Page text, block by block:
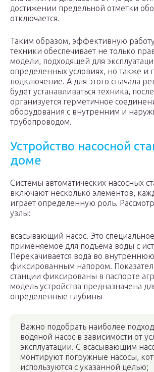
достижении предельной отметки
отключается.
Таким образом, эффективную
техники обеспечивает не только
модели, подходящей для
определенных условиях, но также и
подключение. А для этого сначала
будет устанавливаться техника,
организуется герметичное
оборудования с внутренним и
трубопроводом.
Устройство насосной
доме
Системы автоматических насосных
включают несколько элементов,
играет определенную роль.
узлы:
всасывающий насос. Это
применяемое для подъема воды с
Перекачивается вода во внутреннюю
фиксированным напором.
станции фиксированы в паспорте
модель устройства предназначена
определенные глубины
Важно подобрать наиболее
водяной насос в зависимости от
эксплуатации. С всасывающим
монтируют погружные насосы,
используются с указанной целью;